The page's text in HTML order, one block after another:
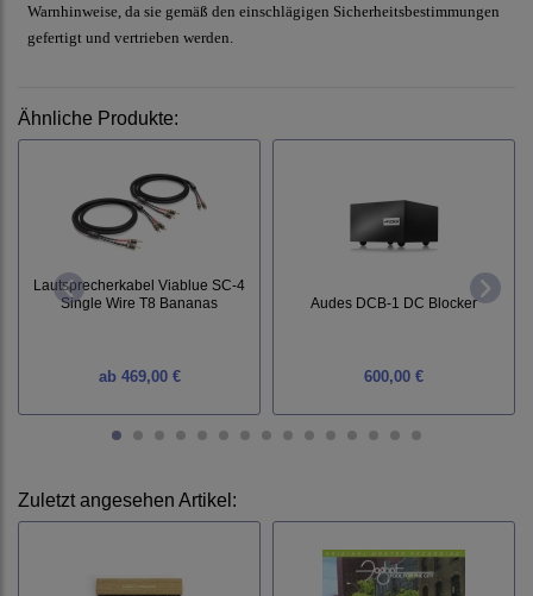
Warnhinweise, da sie gemäß den einschlägigen Sicherheitsbestimmungen
gefertigt und vertrieben werden.
Ähnliche Produkte:
Lautsprecherkabel Viablue SC-4
Single Wire T8 Bananas
ab469,00 €
Audes DCB-1 DC Blocker
600,00 €
Zuletzt angesehen Artikel: